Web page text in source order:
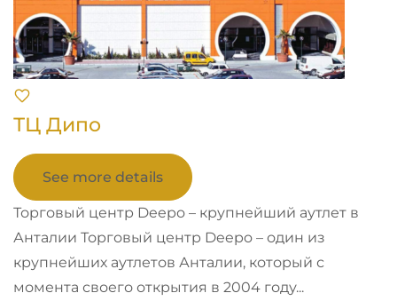
ТЦ Дипо
See more details
Торговый центр Deepo – крупнейший аутлет в
Анталии Торговый центр Deepo – один из
крупнейших аутлетов Анталии, который с
момента своего открытия в 2004 году...